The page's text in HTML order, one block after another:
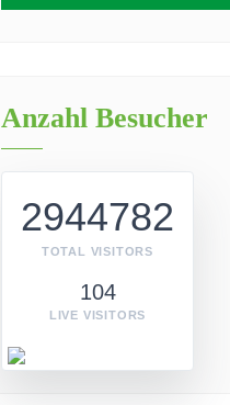
Anzahl Besucher
2944782
TOTAL VISITORS
104
LIVE VISITORS